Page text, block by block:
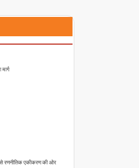
से रणनीतिक एकीकरण की ओर